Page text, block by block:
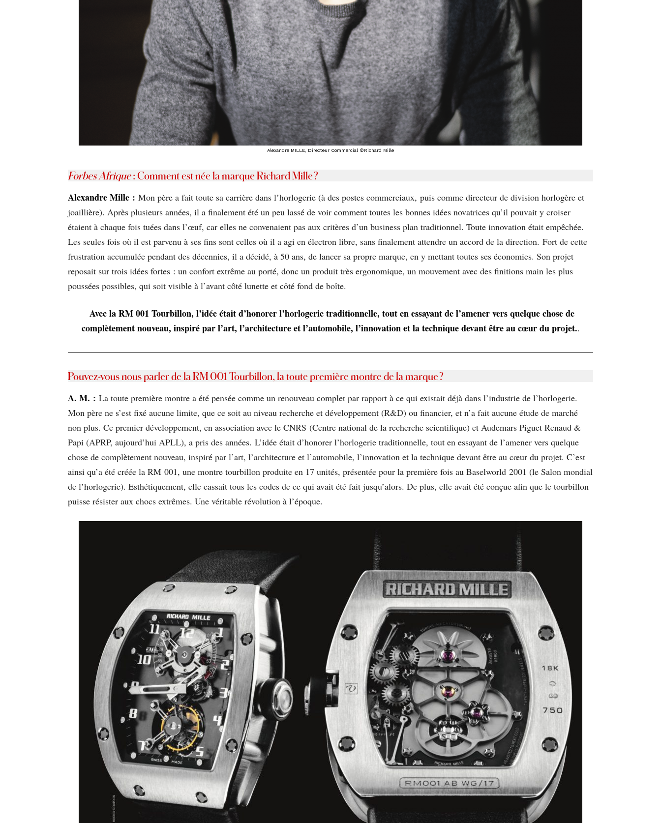
Alexandre MILLE, Directeur Commercial ©Richard Mille
Forbes Afrique: Comment est née la marque Richard Mille ?
Alexandre Mille : Mon père a fait toute sa carrière dans l’horlogerie (à des postes commerciaux, puis comme directeur de division horlogère et
joaillière). Après plusieurs années, il a finalement été un peu lassé de voir comment toutes les bonnes idées novatrices qu’il pouvait y croiser
étaient à chaque fois tuées dans l’œuf, car elles ne convenaient pas aux critères d’un business plan traditionnel. Toute innovation était empêchée.
Les seules fois où il est parvenu à ses fins sont celles où il a agi en électron libre, sans finalement attendre un accord de la direction. Fort de cette
frustration accumulée pendant des décennies, il a décidé, à 50 ans, de lancer sa propre marque, en y mettant toutes ses économies. Son projet
reposait sur trois idées fortes : un confort extrême au porté, donc un produit très ergonomique, un mouvement avec des finitions main les plus
poussées possibles, qui soit visible à l’avant côté lunette et côté fond de boîte.
Avec la RM 001 Tourbillon, l’idée était d’honorer l’horlogerie traditionnelle, tout en essayant de l’amener vers quelque chose de
complètement nouveau, inspiré par l’art, l’architecture et l’automobile, l’innovation et la technique devant être au cœur du projet..
Pouvez-vous nous parler de la RM 001 Tourbillon, la toute première montre de la marque ?
A. M. : La toute première montre a été pensée comme un renouveau complet par rapport à ce qui existait déjà dans l’industrie de l’horlogerie.
Mon père ne s’est fixé aucune limite, que ce soit au niveau recherche et développement (R&D) ou financier, et n’a fait aucune étude de marché
non plus. Ce premier développement, en association avec le CNRS (Centre national de la recherche scientifique) et Audemars Piguet Renaud &
Papi (APRP, aujourd’hui APLL), a pris des années. L’idée était d’honorer l’horlogerie traditionnelle, tout en essayant de l’amener vers quelque
chose de complètement nouveau, inspiré par l’art, l’architecture et l’automobile, l’innovation et la technique devant être au cœur du projet. C’est
ainsi qu’a été créée la RM 001, une montre tourbillon produite en 17 unités, présentée pour la première fois au Baselworld 2001 (le Salon mondial
de l’horlogerie). Esthétiquement, elle cassait tous les codes de ce qui avait été fait jusqu’alors. De plus, elle avait été conçue afin que le tourbillon
puisse résister aux chocs extrêmes. Une véritable révolution à l’époque.